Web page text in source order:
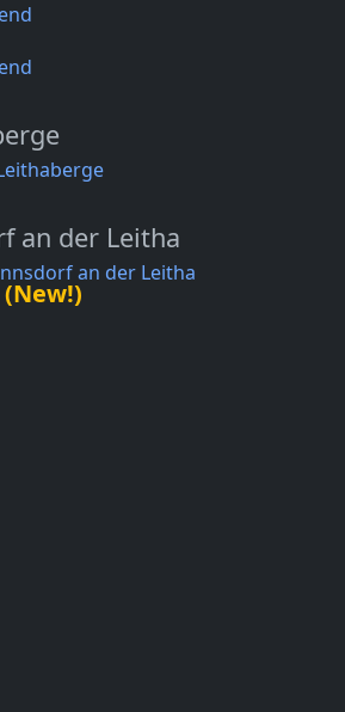
an der Leitha
an der Leitha
(New!)